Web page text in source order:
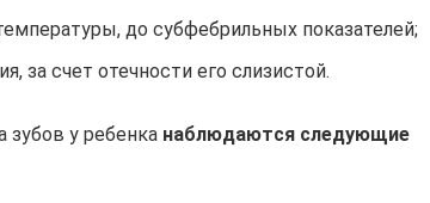
до субфебрильных показателей;
за счет отечности его слизистой.
зубов у ребенка наблюдаются следующие